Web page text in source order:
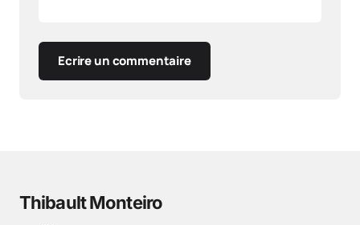
Ecrire un commentaire
Thibault Monteiro